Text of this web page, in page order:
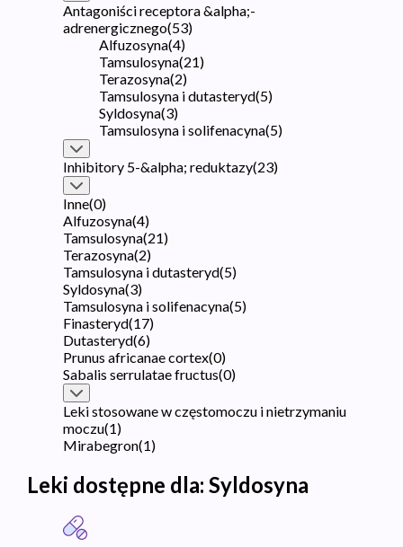
Antagoniści receptora &alpha;-
adrenergicznego(53)
Alfuzosyna(4)
Tamsulosyna(21)
Terazosyna(2)
Tamsulosyna i dutasteryd(5)
Syldosyna(3)
Tamsulosyna i solifenacyna(5)
Inhibitory 5-&alpha; reduktazy(23)
Inne(0)
Alfuzosyna(4)
Tamsulosyna(21)
Terazosyna(2)
Tamsulosyna i dutasteryd(5)
Syldosyna(3)
Tamsulosyna i solifenacyna(5)
Finasteryd(17)
Dutasteryd(6)
Prunus africanae cortex(0)
Sabalis serrulatae fructus(0)
Leki stosowane w częstomoczu i nietrzymaniu
moczu(1)
Mirabegron(1)
Leki dostępne dla: Syldosyna